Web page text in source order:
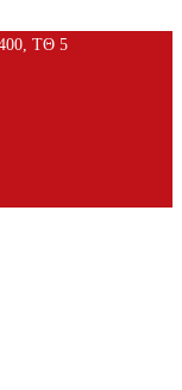
ΤΘ 5